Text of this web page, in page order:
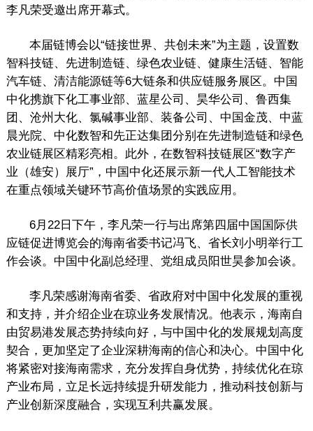
李凡荣受邀出席开幕式。
本届链博会以“链接世界、共创未来”为主题，设置数
智科技链、先进制造链、绿色农业链、健康生活链、智能
汽车链、清洁能源链等6大链条和供应链服务展区。中国
中化携旗下化工事业部、蓝星公司、昊华公司、鲁西集
团、沧州大化、氯碱事业部、装备公司、中国金茂、中蓝
晨光院、中化数智和先正达集团分别在先进制造链和绿色
农业链展区精彩亮相。此外，在数智科技链展区“数字产
业（雄安）展厅”，中国中化还展示新一代人工智能技术
在重点领域关键环节高价值场景的实践应用。
6月22日下午，李凡荣一行与出席第四届中国国际供
应链促进博览会的海南省委书记冯飞、省长刘小明举行工
作会谈。中国中化副总经理、党组成员阳世昊参加会谈。
李凡荣感谢海南省委、省政府对中国中化发展的重视
和支持，并介绍企业在琼业务发展情况。他表示，海南自
由贸易港发展态势持续向好，与中国中化的发展规划高度
契合，更加坚定了企业深耕海南的信心和决心。中国中化
将紧密对接海南需求，充分发挥自身优势，持续优化在琼
产业布局，立足长远持续提升研发能力，推动科技创新与
产业创新深度融合，实现互利共赢发展。